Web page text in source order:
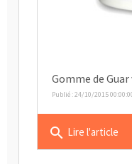
Gomme de
Publié : 24/10/2015
search Lire l'article